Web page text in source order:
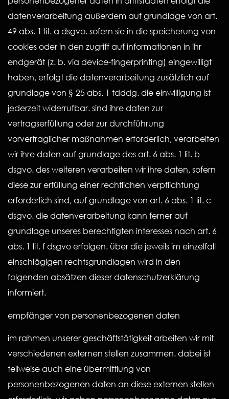
datenverarbeitung außerdem auf grundlage von art.
49 abs. 1 lit. a dsgvo. sofern sie in die speicherung von
cookies oder in den zugriff auf informationen in ihr
endgerät (z. b. via device-fingerprinting) eingewilligt
haben, erfolgt die datenverarbeitung zusätzlich auf
grundlage von § 25 abs. 1 tdddg. die einwilligung ist
jederzeit widerrufbar. sind ihre daten zur
vertragserfüllung oder zur durchführung
vorvertraglicher maßnahmen erforderlich, verarbeiten
wir ihre daten auf grundlage des art. 6 abs. 1 lit. b
dsgvo. des weiteren verarbeiten wir ihre daten, sofern
diese zur erfüllung einer rechtlichen verpflichtung
erforderlich sind, auf grundlage von art. 6 abs. 1 lit. c
dsgvo. die datenverarbeitung kann ferner auf
grundlage unseres berechtigten interesses nach art. 6
abs. 1 lit. f dsgvo erfolgen. über die jeweils im einzelfall
einschlägigen rechtsgrundlagen wird in den
folgenden absätzen dieser datenschutzerklärung
informiert.
empfänger von personenbezogenen daten
im rahmen unserer geschäftstätigkeit arbeiten wir mit
verschiedenen externen stellen zusammen. dabei ist
teilweise auch eine übermittlung von
personenbezogenen daten an diese externen stellen